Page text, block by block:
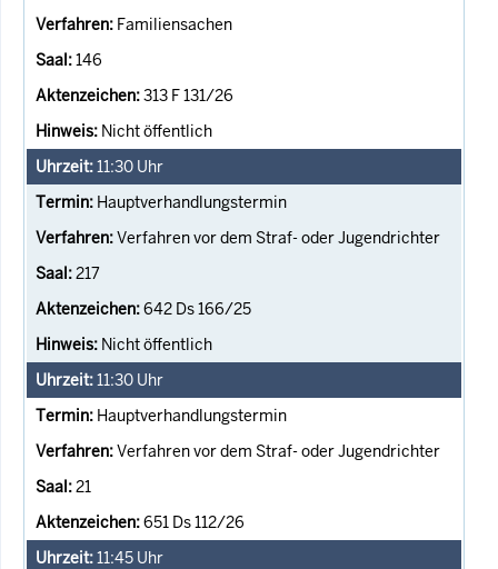
Familiensachen
146
313 F 131/26
Nicht öffentlich
11:30 Uhr
Hauptverhandlungstermin
Verfahren vor dem Straf- oder Jugendrichter
217
642 Ds 166/25
Nicht öffentlich
11:30 Uhr
Hauptverhandlungstermin
Verfahren vor dem Straf- oder Jugendrichter
21
651 Ds 112/26
11:45 Uhr